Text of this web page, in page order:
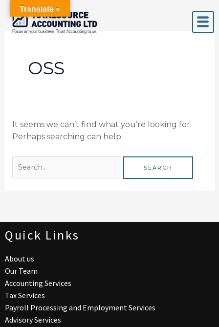
content
OSS
It seems we can’t find what you’re looking for.
Perhaps searching can help.
Search
for:
Quick Links
About us
Our Team
Accounting Services
Tax Services
Payroll Processing and Employment Services
Advisory Services
Translate »